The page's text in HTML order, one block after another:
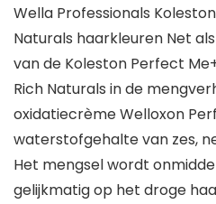
Wella Professionals
Naturals haarkleuren Net
van de Koleston Perfect
Rich Naturals in de
oxidatiecrème Welloxon
waterstofgehalte van zes,
Het mengsel wordt
gelijkmatig op het droge